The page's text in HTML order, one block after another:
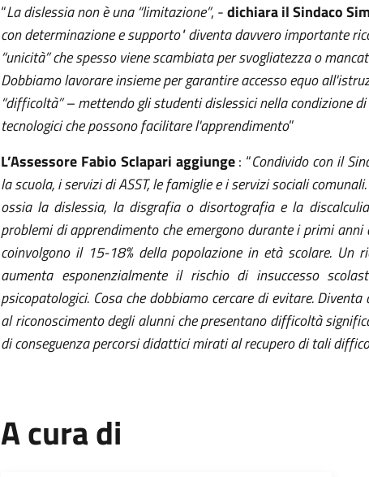
“La dislessia non è una “limitazione”, -dichiara il Sindaco
con determinazione e supporto"diventa davvero importante
“unicità” che spesso viene scambiata per svogliatezza o
Dobbiamo lavorare insieme per garantireaccesso equo
“difficoltà” –mettendo gli studenti dislessici nella condizione
tecnologici che possono facilitare l'apprendimento”
L’Assessore Fabio Sclapari aggiunge: “Condivido con il
la scuola, i servizi di ASST, le famiglie e i servizi sociali
ossia la dislessia, la disgrafia o disortografia e la
problemi di apprendimento che emergono durante i primi
coinvolgono il 15-18% della popolazione in età scolare. Un
aumenta esponenzialmente il rischio di insuccesso
psicopatologici. Cosa che dobbiamo cercare di evitare.
al riconoscimentodegli alunni che presentano difficoltà
di conseguenzapercorsi didattici mirati al recupero di tali
A cura di